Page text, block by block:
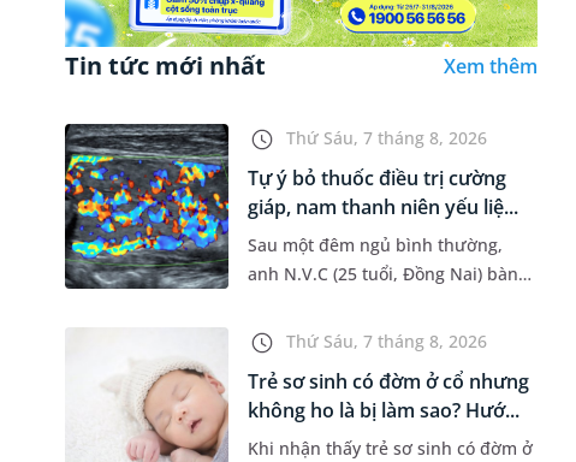
Tin tức mới nhất Xem thêm
Thứ Sáu, 7 tháng 8, 2026
Tự ý bỏ thuốc điều trị cường
giáp, nam thanh niên yếu liệ...
Sau một đêm ngủ bình thường,
anh N.V.C (25 tuổi, Đồng Nai) bàng
không thể vận động đi lại được. Kết
quả thăm khám tại Phòng...
Thứ Sáu, 7 tháng 8, 2026
Trẻ sơ sinh có đờm ở cổ nhưng
không ho là bị làm sao? Hướ...
Khi nhận thấy trẻ sơ sinh có đờm ở